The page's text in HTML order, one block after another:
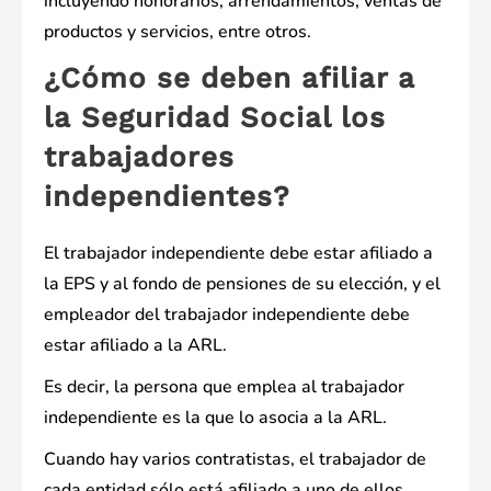
productos y servicios, entre otros.
¿Cómo se deben afiliar a
la Seguridad Social los
trabajadores
independientes?
El trabajador independiente debe estar afiliado a
la EPS y al fondo de pensiones de su elección, y el
empleador del trabajador independiente debe
estar afiliado a la ARL.
Es decir, la persona que emplea al trabajador
independiente es la que lo asocia a la ARL.
Cuando hay varios contratistas, el trabajador de